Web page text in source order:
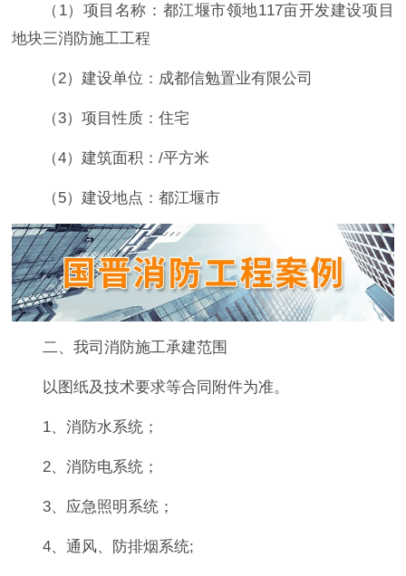
（1）项目名称：都江堰市领地117亩开发建设项目
地块三消防施工工程
（2）建设单位：成都信勉置业有限公司
（3）项目性质：住宅
（4）建筑面积：/平方米
（5）建设地点：都江堰市
二、我司消防施工承建范围
以图纸及技术要求等合同附件为准。
1、消防水系统；
2、消防电系统；
3、应急照明系统；
4、通风、防排烟系统;